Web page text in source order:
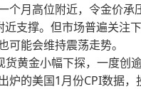
个月高位附近，令金价
支撑。但市场普遍关注
能会维持震荡走势。
货黄金小幅下探，一度
炉的美国1月份CPI数据